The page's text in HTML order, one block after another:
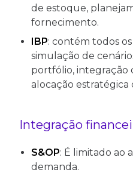
de estoque,
fornecimento.
IBP: contém todos
simulação de
portfólio, integração
alocação estratégica
Integração
S&OP: É limitado ao
demanda.